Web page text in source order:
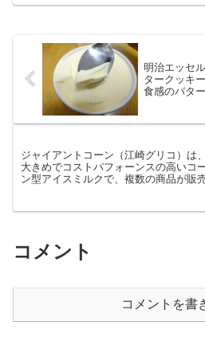
明治エッセ
タークッキ
食感のバタ
ジャイアントコーン（江崎グリコ）は、
大きめでコストパフォーンスの高いコ
ン型アイスミルクで、複数の商品が販
コメント
コメントを書